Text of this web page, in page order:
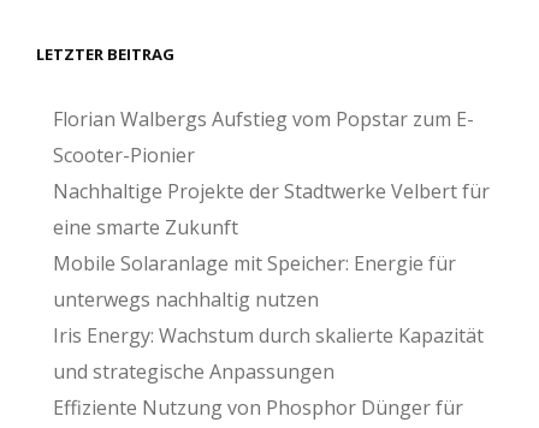
LETZTER BEITRAG
Florian Walbergs Aufstieg vom Popstar zum E-
Scooter-Pionier
Nachhaltige Projekte der Stadtwerke Velbert für
eine smarte Zukunft
Mobile Solaranlage mit Speicher: Energie für
unterwegs nachhaltig nutzen
Iris Energy: Wachstum durch skalierte Kapazität
und strategische Anpassungen
Effiziente Nutzung von Phosphor Dünger für